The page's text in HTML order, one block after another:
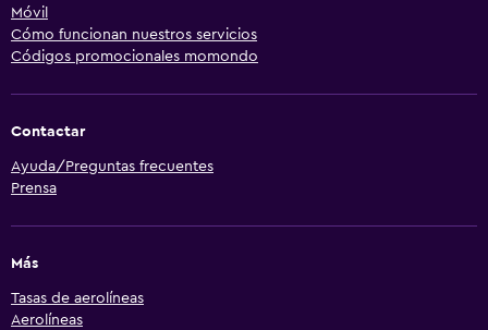
Móvil
Cómo funcionan nuestros servicios
Códigos promocionales momondo
Contactar
Ayuda/Preguntas frecuentes
Prensa
Más
Tasas de aerolíneas
Aerolíneas